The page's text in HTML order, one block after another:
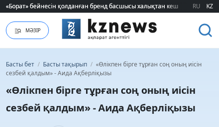
«Борат» бейнесін қолданған бренд басшысы халықтан кешірім сұрады
«Борат» бейнесін қолданған бренд басшысы халықтан кешірім сұрады
RU KZ
МӘЗІР
Басты бет / Басты тақырып / «Өлікпен бірге тұрған соң оның иісін
сезбей қалдым» - Аида Ақберліқызы
«Өлікпен бірге тұрған соң оның иісін
сезбей қалдым» - Аида Ақберліқызы